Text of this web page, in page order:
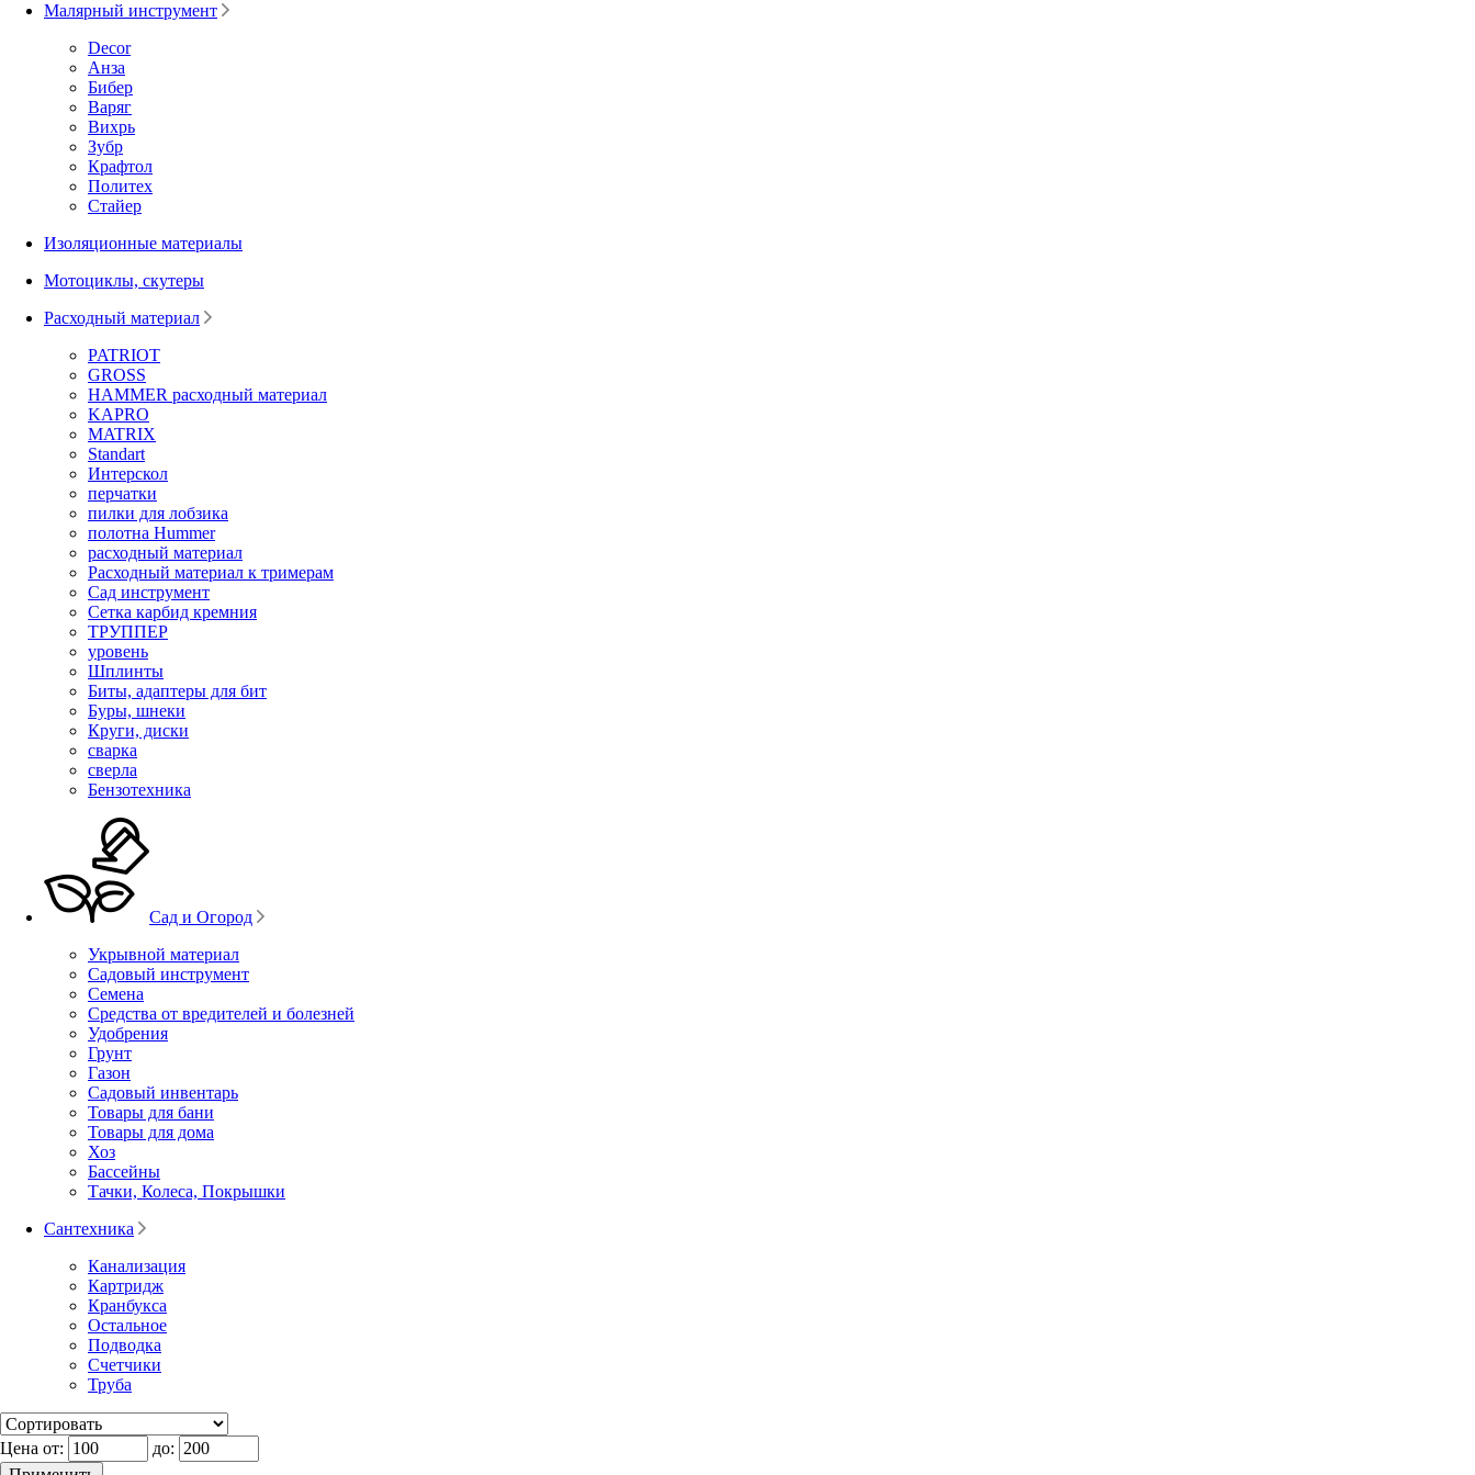
Малярный инструмент
Decor
Анза
Бибер
Варяг
Вихрь
Зубр
Крафтол
Политех
Стайер
Изоляционные материалы
Мотоциклы, скутеры
Расходный материал
PATRIOT
GROSS
HAMMER расходный материал
KAPRO
MATRIX
Standart
Интерскол
перчатки
пилки для лобзика
полотна Hummer
расходный материал
Расходный материал к тримерам
Сад инструмент
Сетка карбид кремния
ТРУППЕР
уровень
Шплинты
Биты, адаптеры для бит
Буры, шнеки
Круги, диски
сварка
сверла
Бензотехника
Сад и Огород
Укрывной материал
Садовый инструмент
Семена
Средства от вредителей и болезней
Удобрения
Грунт
Газон
Садовый инвентарь
Товары для бани
Товары для дома
Хоз
Бассейны
Тачки, Колеса, Покрышки
Сантехника
Канализация
Картридж
Кранбукса
Остальное
Подводка
Счетчики
Труба
Цена от: до: